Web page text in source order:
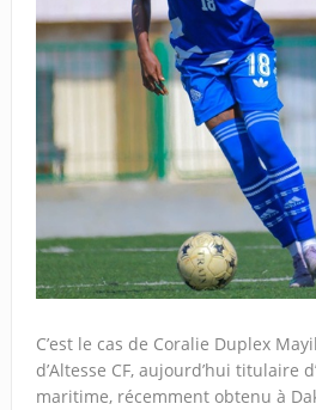
C’est le cas de Coralie Duplex
d’Altesse CF, aujourd’hui titulaire
maritime, récemment obtenu à